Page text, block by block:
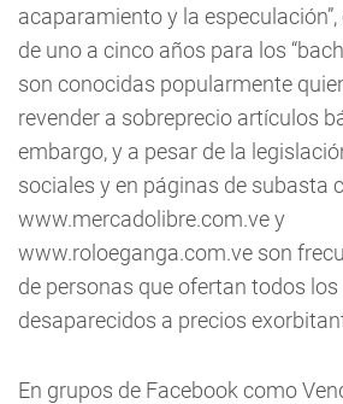
acaparamiento y la
de uno a cinco años para los
son conocidas popularmente
revender a sobreprecio artículos
embargo, y a pesar de la
sociales y en páginas de subasta
www.mercadolibre.com.ve y
www.roloeganga.com.ve son
de personas que ofertan todos
desaparecidos a precios
En grupos de Facebook como